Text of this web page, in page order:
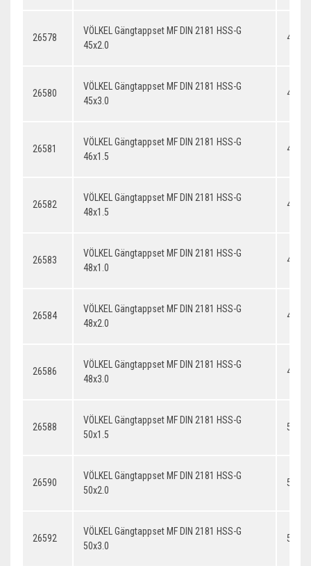
26578
VÖLKEL Gängtappset MF DIN 2181 HSS-G
45x2.0
26580
VÖLKEL Gängtappset MF DIN 2181 HSS-G
45x3.0
26581
VÖLKEL Gängtappset MF DIN 2181 HSS-G
46x1.5
26582
VÖLKEL Gängtappset MF DIN 2181 HSS-G
48x1.5
26583
VÖLKEL Gängtappset MF DIN 2181 HSS-G
48x1.0
26584
VÖLKEL Gängtappset MF DIN 2181 HSS-G
48x2.0
26586
VÖLKEL Gängtappset MF DIN 2181 HSS-G
48x3.0
26588
VÖLKEL Gängtappset MF DIN 2181 HSS-G
50x1.5
26590
VÖLKEL Gängtappset MF DIN 2181 HSS-G
50x2.0
26592
VÖLKEL Gängtappset MF DIN 2181 HSS-G
50x3.0